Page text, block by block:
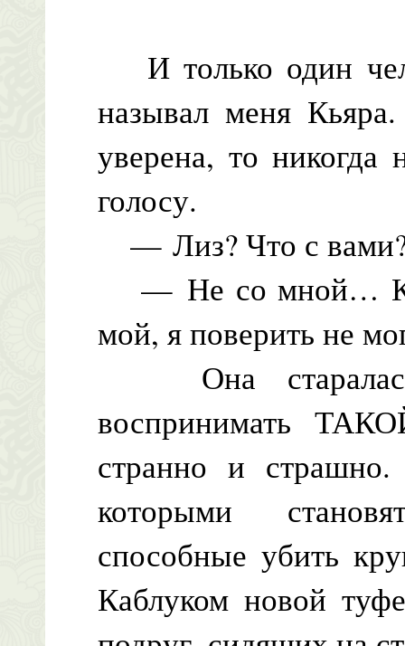
И только один
называл меня
уверена, то
голосу.
— Лиз? Что с
— Не со мной…
мой, я поверить не
Она старалась
воспринимать
странно и
которыми
способные убить
Каблуком новой